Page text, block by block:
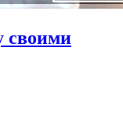
своими